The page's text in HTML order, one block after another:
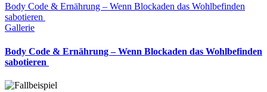
Body Code & Ernährung – Wenn Blockaden das Wohlbefinden
sabotieren
Gallerie
Body Code & Ernährung – Wenn Blockaden das Wohlbefinden
sabotieren